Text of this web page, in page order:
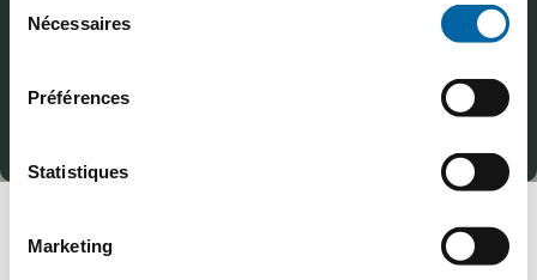
Nécessaires
Préférences
Statistiques
Marketing
Chaque saison, l’Ouverture des Réservations Club Med est le